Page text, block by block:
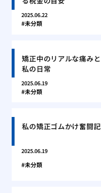
2025.06.22
未分類
矯正中のリアルな痛みと
私の日常
2025.06.19
未分類
私の矯正ゴムかけ奮闘記
2025.06.19
未分類